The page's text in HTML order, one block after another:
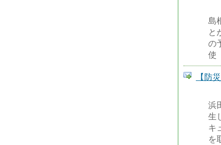
島
と
の
使
【防
浜
生
キ
を